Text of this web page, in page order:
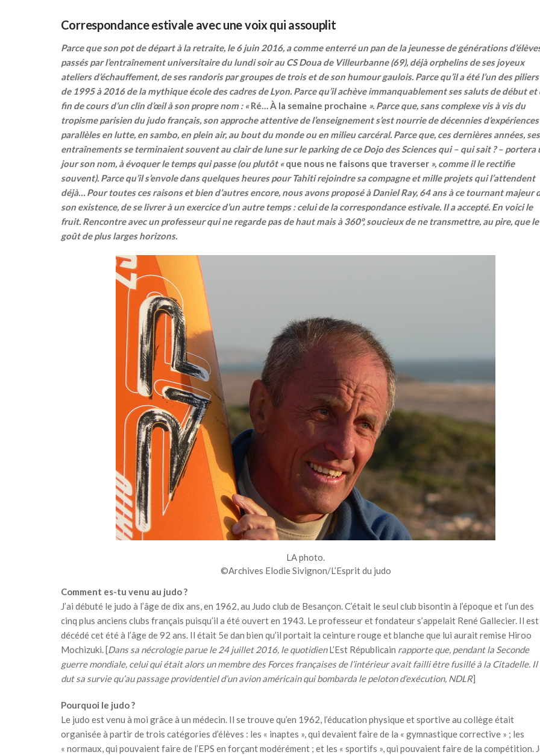
Correspondance estivale avec une voix qui assouplit
Parce que son pot de départ à la retraite, le 6 juin 2016, a comme enterré un pan de la jeunesse de générations
passés par l’entraînement universitaire du lundi soir au CS Doua de Villeurbanne (69), déjà orphelins de ses joyeux
ateliers d’échauffement, de ses randoris par groupes de trois et de son humour gaulois. Parce qu’il a été l’un des piliers
de 1995 à 2016 de la mythique école des cadres de Lyon. Parce qu’il achève immanquablement ses saluts de début et
fin de cours d’un clin d’œil à son propre nom : «Ré… À la semaine prochaine ». Parce que, sans complexe vis à vis du
tropisme parisien du judo français, son approche attentive de l’enseignement s’est nourrie de décennies d’expériences
parallèles en lutte, en sambo, en plein air, au bout du monde ou en milieu carcéral. Parce que, ces dernières années, ses
entraînements se terminaient souvent au clair de lune sur le parking de ce Dojo des Sciences qui – qui sait ? – portera
jour son nom, à évoquer le temps qui passe (ou plutôt «que nous ne faisons que traverser», comme il le rectifie
souvent). Parce qu’il s’envole dans quelques heures pour Tahiti rejoindre sa compagne et mille projets qui l’attendent
déjà… Pour toutes ces raisons et bien d’autres encore, nous avons proposé à Daniel Ray, 64 ans à ce tournant majeur
son existence, de se livrer à un exercice d’un autre temps : celui de la correspondance estivale. Il a accepté. En voici le
fruit. Rencontre avec un professeur qui ne regarde pas de haut mais à 360°, soucieux de ne transmettre, au pire, que le
goût de plus larges horizons.
LA photo.
©Archives Elodie Sivignon/L’Esprit du judo
Comment es-tu venu au judo ?
J’ai débuté le judo à l’âge de dix ans, en 1962, au Judo club de Besançon. C’était le seul club bisontin à l’époque et l’un des
cinq plus anciens clubs français puisqu’il a été ouvert en 1943. Le professeur et fondateur s’appelait René Gallecier. Il est
décédé cet été à l’âge de 92 ans. Il était 5e dan bien qu’il portait la ceinture rouge et blanche que lui aurait remise Hiroo
Mochizuki. [Dans sa nécrologie parue le 24 juillet 2016, le quotidienL’Est Républicain rapporte que, pendant la Seconde
guerre mondiale, celui qui était alors un membre des Forces françaises de l’intérieur avait failli être fusillé à la Citadelle. Il
dut sa survie qu’au passage providentiel d’un avion américain qui bombarda le peloton d’exécution, NDLR]
Pourquoi le judo ?
Le judo est venu à moi grâce à un médecin. Il se trouve qu’en 1962, l’éducation physique et sportive au collège était
organisée à partir de trois catégories d’élèves : les « inaptes », qui devaient faire de la « gymnastique corrective » ; les
« normaux, qui pouvaient faire de l’EPS en forçant modérément ; et les « sportifs », qui pouvaient faire de la compétition.